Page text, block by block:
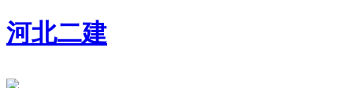
河北二建